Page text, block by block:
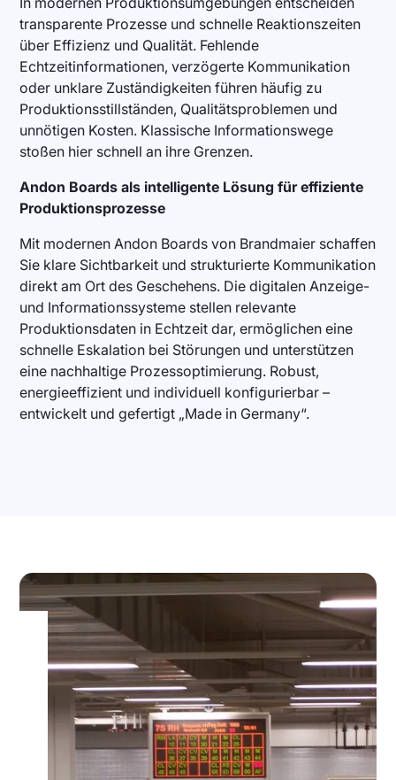
transparente Prozesse und schnelle Reaktionszeiten
über Effizienz und Qualität. Fehlende
Echtzeitinformationen, verzögerte Kommunikation
oder unklare Zuständigkeiten führen häufig zu
Produktionsstillständen, Qualitätsproblemen und
unnötigen Kosten. Klassische Informationswege
stoßen hier schnell an ihre Grenzen.
Andon Boards als intelligente Lösung für effiziente
Produktionsprozesse
Mit modernen Andon Boards von Brandmaier schaffen
Sie klare Sichtbarkeit und strukturierte Kommunikation
direkt am Ort des Geschehens. Die digitalen Anzeige-
und Informationssysteme stellen relevante
Produktionsdaten in Echtzeit dar, ermöglichen eine
schnelle Eskalation bei Störungen und unterstützen
eine nachhaltige Prozessoptimierung. Robust,
energieeffizient und individuell konfigurierbar –
entwickelt und gefertigt „Made in Germany“.